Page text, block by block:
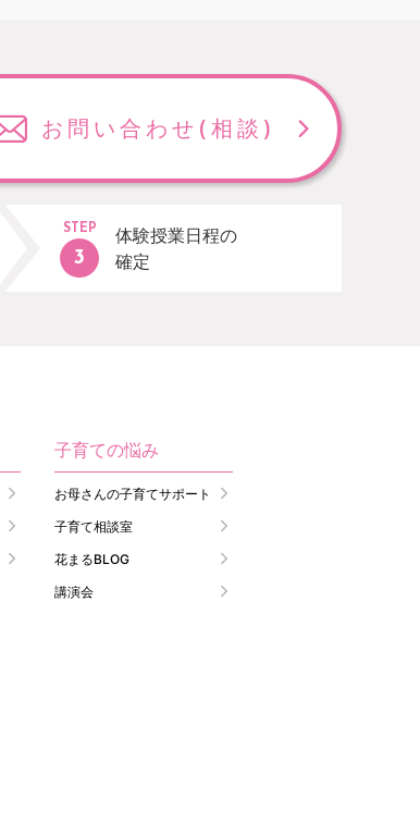
お問い合わせ (相談)
STEP
体験授業日程の
確定
子育ての悩み
お母さんの子育てサポート
子育て相談室
花まるBLOG
講演会